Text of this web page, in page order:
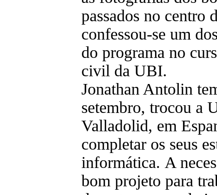
passados no centro
confessou-se um
do programa no
civil da UBI.
Jonathan Antolin
setembro, trocou a
Valladolid, em
completar os seus
informática. A
bom projeto para